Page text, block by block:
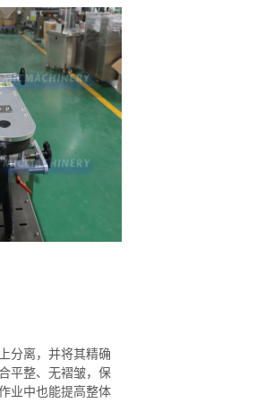
分离，并将其精确
平整、无褶皱，保
业中也能提高整体